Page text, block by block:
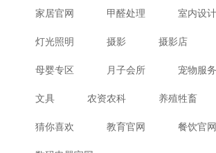
家居官网 甲醛处理 室内设计
灯光照明 摄影 摄影店
母婴专区 月子会所 宠物服务
文具 农资农科 养殖牲畜
猜你喜欢 教育官网 餐饮官网